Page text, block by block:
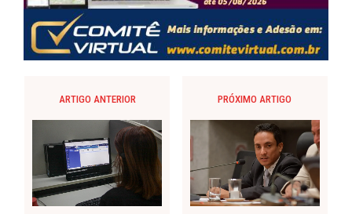
ARTIGO ANTERIOR PRÓXIMO ARTIGO